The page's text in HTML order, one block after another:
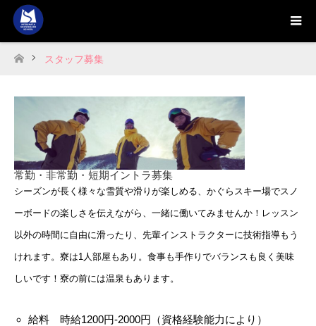
ホーム
スタッフ募集
常勤・非常勤・短期イントラ募集
シーズンが長く様々な雪質や滑りが楽しめる、かぐらスキー場でスノ
ーボードの楽しさを伝えながら、一緒に働いてみませんか！レッスン
以外の時間に自由に滑ったり、先輩インストラクターに技術指導もう
けれます。寮は1人部屋もあり。食事も手作りでバランスも良く美味
しいです！寮の前には温泉もあります。
給料 時給1200円-2000円（資格経験能力により）